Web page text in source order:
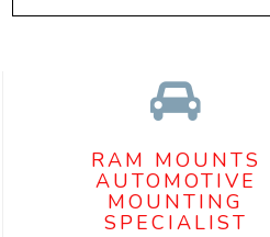
RAM MOUNTS
AUTOMOTIVE
MOUNTING
SPECIALIST